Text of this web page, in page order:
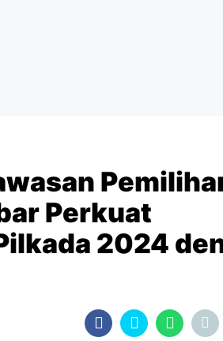
Perkuat
2024